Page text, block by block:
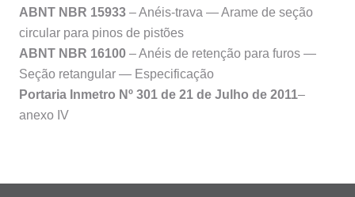
ABNT NBR 15933 – Anéis-trava — Arame de seção
circular para pinos de pistões
ABNT NBR 16100 – Anéis de retenção para furos —
Seção retangular — Especificação
Portaria Inmetro Nº 301 de 21 de Julho de 2011–
anexo IV